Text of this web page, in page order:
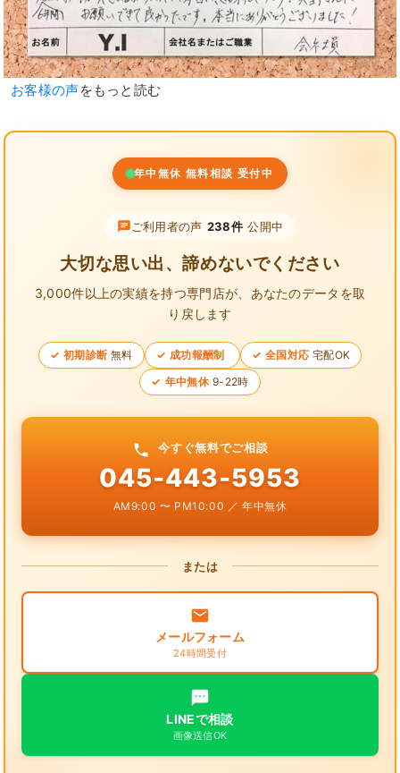
お客様の声をもっと読む
年中無休 無料相談 受付中
ご利用者の声 238件 公開中
大切な思い出、諦めないでください
3,000件以上の実績を持つ専門店が、 あなたのデータを取
り戻します
初期診断 無料 成功報酬制 全国対応 宅配OK
年中無休 9-22時
今すぐ無料でご相談
045-443-5953
AM9:00 〜 PM10:00 ／ 年中無休
または
メールフォーム
24時間受付
LINEで相談
画像送信OK